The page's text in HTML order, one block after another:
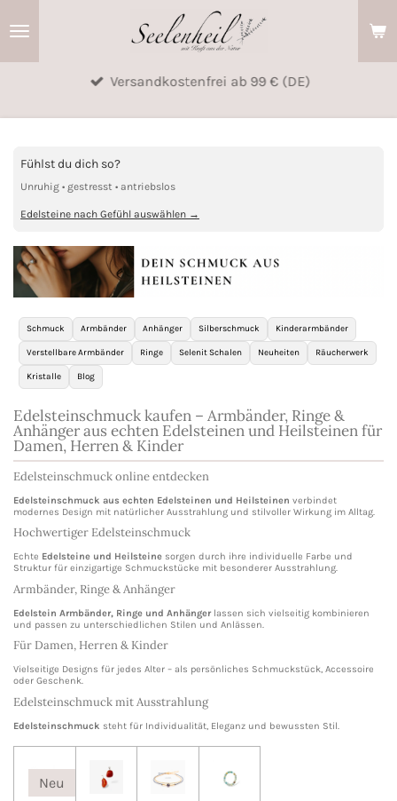
Versandkostenfrei ab 99 € (DE)
Fühlst du dich so?
Unruhig • gestresst • antriebslos
Edelsteine nach Gefühl auswählen →
Schmuck Armbänder Anhänger Silberschmuck Kinderarmbänder
Verstellbare Armbänder Ringe Selenit Schalen Neuheiten Räucherwerk
Kristalle Blog
Edelsteinschmuck kaufen – Armbänder, Ringe &
Anhänger aus echten Edelsteinen und Heilsteinen für
Damen, Herren & Kinder
Edelsteinschmuck online entdecken
Edelsteinschmuck aus echten Edelsteinen und Heilsteinen verbindet
modernes Design mit natürlicher Ausstrahlung und stilvoller Wirkung im Alltag.
Hochwertiger Edelsteinschmuck
Echte Edelsteine und Heilsteine sorgen durch ihre individuelle Farbe und
Struktur für einzigartige Schmuckstücke mit besonderer Ausstrahlung.
Armbänder, Ringe & Anhänger
Edelstein Armbänder, Ringe und Anhängerlassen sich vielseitig kombinieren
und passen zu unterschiedlichen Stilen und Anlässen.
Für Damen, Herren & Kinder
Vielseitige Designs für jedes Alter – als persönliches Schmuckstück, Accessoire
oder Geschenk.
Edelsteinschmuck mit Ausstrahlung
Edelsteinschmuck steht für Individualität, Eleganz und bewussten Stil.
Neu